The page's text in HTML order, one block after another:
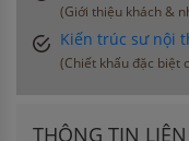
(Giới thiệu khách &
Kiến trúc sư nội
(Chiết khấu đặc biệt
THÔNG TIN